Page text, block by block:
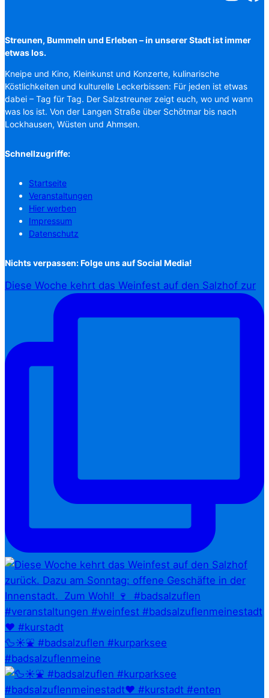
Streunen, Bummeln und Erleben – in unserer Stadt ist immer
etwas los.
Kneipe und Kino, Kleinkunst und Konzerte, kulinarische
Köstlichkeiten und kulturelle Leckerbissen: Für jeden ist etwas
dabei – Tag für Tag. Der Salzstreuner zeigt euch, wo und wann
was los ist. Von der Langen Straße über Schötmar bis nach
Lockhausen, Wüsten und Ahmsen.
Schnellzugriffe:
Startseite
Veranstaltungen
Hier werben
Impressum
Datenschutz
Nichts verpassen: Folge uns auf Social Media!
Diese Woche kehrt das Weinfest auf den Salzhof zur
🦆☀️⛲ #badsalzuflen #kurparksee
#badsalzuflenmeine